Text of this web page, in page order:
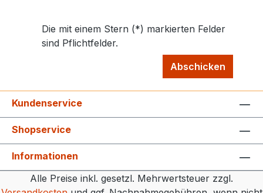
Die mit einem Stern (*) markierten Felder
sind Pflichtfelder.
Abschicken
Kundenservice
Shopservice
Informationen
Alle Preise inkl. gesetzl. Mehrwertsteuer zzgl.